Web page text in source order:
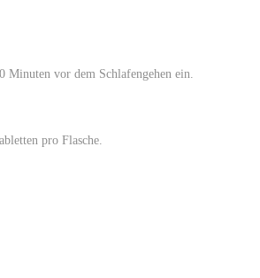
Minuten vor dem Schlafengehen ein.
pro Flasche.